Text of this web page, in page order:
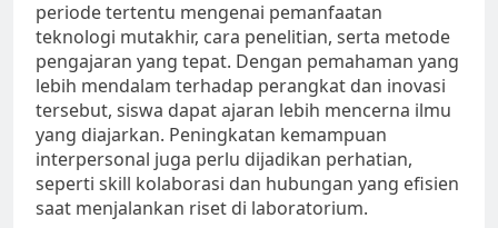
periode tertentu mengenai pemanfaatan
teknologi mutakhir, cara penelitian, serta metode
pengajaran yang tepat. Dengan pemahaman yang
lebih mendalam terhadap perangkat dan inovasi
tersebut, siswa dapat ajaran lebih mencerna ilmu
yang diajarkan. Peningkatan kemampuan
interpersonal juga perlu dijadikan perhatian,
seperti skill kolaborasi dan hubungan yang efisien
saat menjalankan riset di laboratorium.